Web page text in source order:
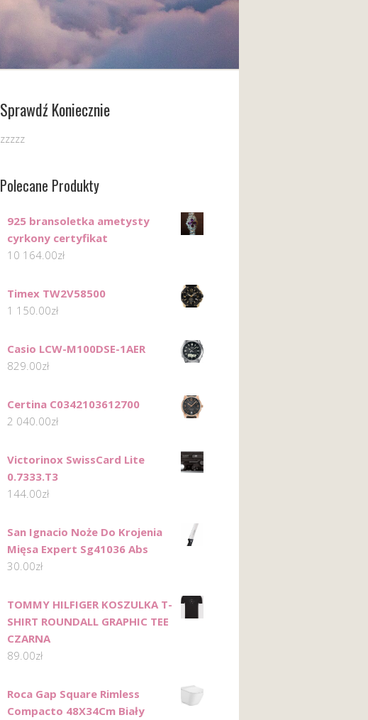
Sprawdź Koniecznie
zzzzz
Polecane Produkty
925 bransoletka ametysty
cyrkony certyfikat
10 164.00zł
Timex TW2V58500
1 150.00zł
Casio LCW-M100DSE-1AER
829.00zł
Certina C0342103612700
2 040.00zł
Victorinox SwissCard Lite
0.7333.T3
144.00zł
San Ignacio Noże Do Krojenia
Mięsa Expert Sg41036 Abs
30.00zł
TOMMY HILFIGER KOSZULKA T-
SHIRT ROUNDALL GRAPHIC TEE
CZARNA
89.00zł
Roca Gap Square Rimless
Compacto 48X34Cm Biały